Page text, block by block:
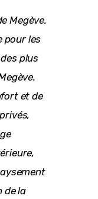
Megève.
pour les
plus
et de
de la